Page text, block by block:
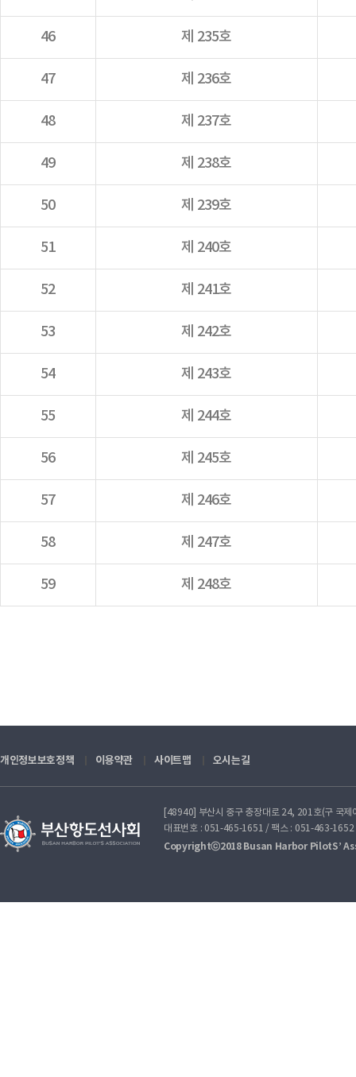
46 제 235호
47 제 236호
48 제 237호
49 제 238호
50 제 239호
51 제 240호
52 제 241호
53 제 242호
54 제 243호
55 제 244호
56 제 245호
57 제 246호
58 제 247호
59 제 248호
개인정보보호정책 이용약관 사이트맵 오시는길
[48940] 부산시 중구 충장대로 24, 201호(구 국제
대표번호 : 051-465-1651 / 팩스 : 051-463-
Copyrightⓒ2018 Busan Harbor PilotS’